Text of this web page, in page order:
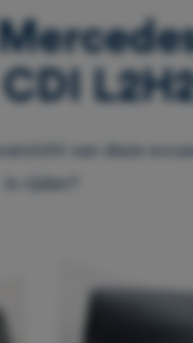
van deze
in rijden?